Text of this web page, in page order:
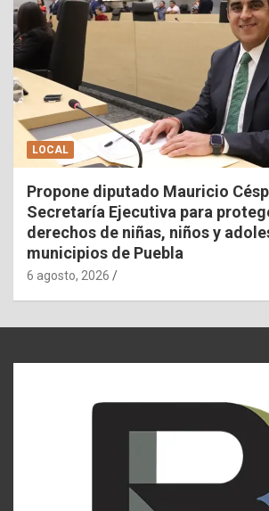
LOCAL
Propone diputado Mauricio
Secretaría Ejecutiva para
derechos de niñas, niños y
municipios de Puebla
6 agosto, 2026